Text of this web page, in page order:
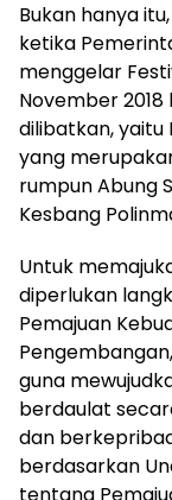
Bukan hanya
ketika
menggelar
November
dilibatkan, yaitu
yang
rumpun Abung
Kesbang
Untuk
diperlukan
Pemajuan
guna
berdaulat
dan
berdasarkan